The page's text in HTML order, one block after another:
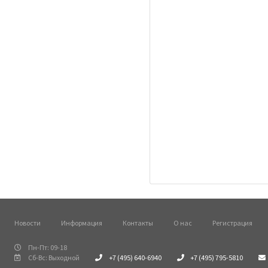
Новости Информация Контакты О нас Регистрация
Пн-Пт: 09-18
Сб-Вс: Выходной
+7 (495) 640-6940 +7 (495) 795-5810